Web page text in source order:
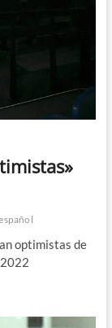
optimistas de